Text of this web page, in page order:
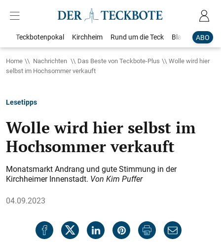
ABO
Teckbotenpokal Kirchheim Rund um die Teck Blaulicht
Home Nachrichten Das Beste von Teckbote-Plus
Wolle wird hier
selbst im Hochsommer verkauft
Lesetipps
Wolle wird hier selbst im
Hochsommer verkauft
Monatsmarkt Andrang und gute Stimmung in der
Kirchheimer Innenstadt. Von Kim Puffer
04.09.2023